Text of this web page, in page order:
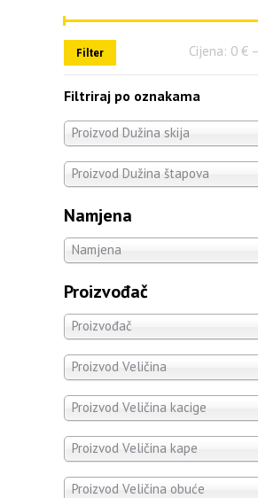
Filter Cijena: 0 €
Filtriraj po oznakama
Proizvod Dužina skija
Proizvod Dužina štapova
Namjena
Namjena
Proizvođač
Proizvođač
Proizvod Veličina
Proizvod Veličina kacige
Proizvod Veličina kape
Proizvod Veličina obuće